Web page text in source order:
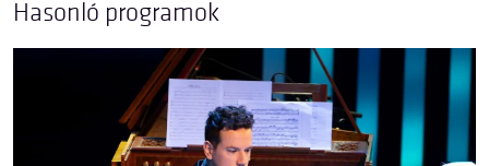
Hasonló programok